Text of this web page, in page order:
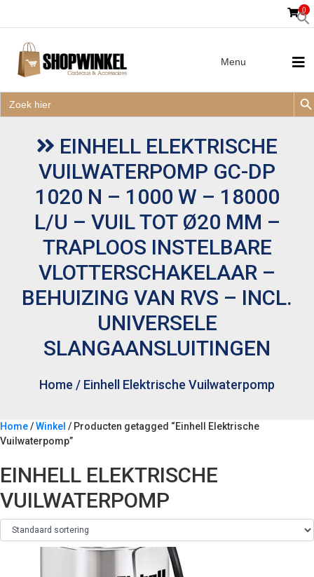
naar:
0
Zoek
naar:
Menu
EINHELL ELEKTRISCHE
VUILWATERPOMP GC-DP
1020 N – 1000 W – 18000
L/U – VUIL TOT Ø20 MM –
TRAPLOOS INSTELBARE
VLOTTERSCHAKELAAR –
BEHUIZING VAN RVS – INCL.
UNIVERSELE
SLANGAANSLUITINGEN
Home / Einhell Elektrische Vuilwaterpomp
Home/Winkel / Producten getagged “Einhell Elektrische
Vuilwaterpomp”
EINHELL ELEKTRISCHE
VUILWATERPOMP